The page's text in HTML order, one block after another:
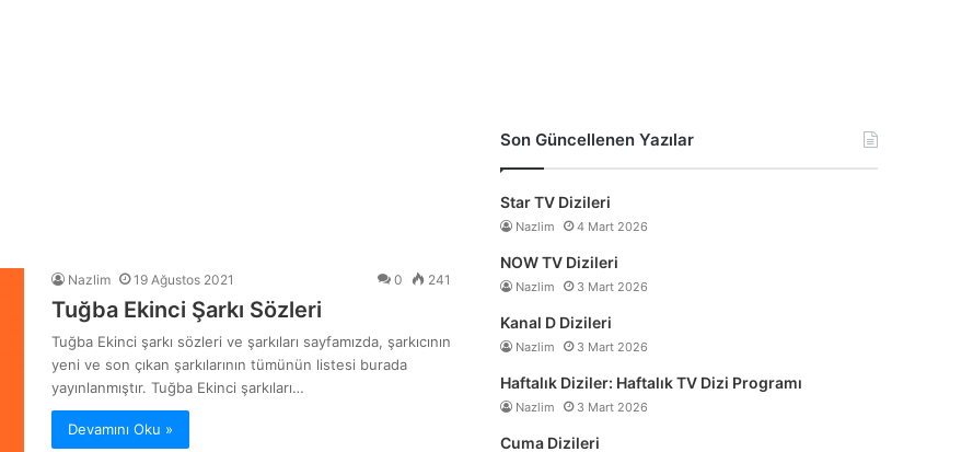
Nazlim 19 Ağustos 2021 0 241
Tuğba Ekinci Şarkı Sözleri
Tuğba Ekinci şarkı sözleri ve şarkıları sayfamızda, şarkıcının
yeni ve son çıkan şarkılarının tümünün listesi burada
yayınlanmıştır. Tuğba Ekinci şarkıları…
Devamını Oku »
Son Güncellenen Yazılar
Star TV Dizileri
Nazlim 4 Mart 2026
NOW TV Dizileri
Nazlim 3 Mart 2026
Kanal D Dizileri
Nazlim 3 Mart 2026
Haftalık Diziler: Haftalık TV Dizi Programı
Nazlim 3 Mart 2026
Cuma Dizileri